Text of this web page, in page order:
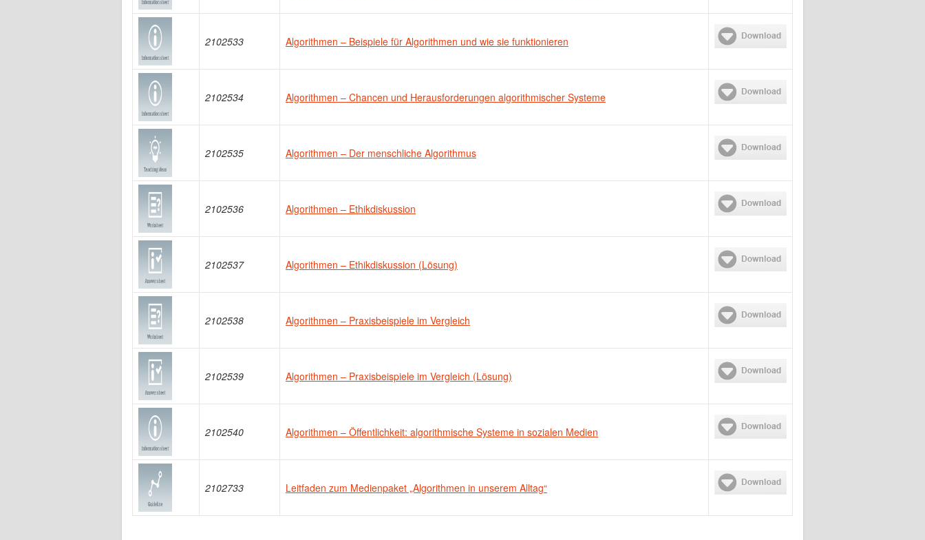
2102533 Algorithmen – Beispiele für Algorithmen und wie sie funktionieren
2102534 Algorithmen – Chancen und Herausforderungen algorithmischer Systeme
2102535 Algorithmen – Der menschliche Algorithmus
2102536 Algorithmen – Ethikdiskussion
2102537 Algorithmen – Ethikdiskussion (Lösung)
2102538 Algorithmen – Praxisbeispiele im Vergleich
2102539 Algorithmen – Praxisbeispiele im Vergleich (Lösung)
2102540 Algorithmen – Öffentlichkeit: algorithmische Systeme in sozialen Medien
2102733 Leitfaden zum Medienpaket „Algorithmen in unserem Alltag“